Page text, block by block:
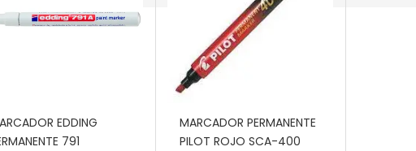
EDDING
791
MARCADOR PERMANENTE
PILOT ROJO SCA-400